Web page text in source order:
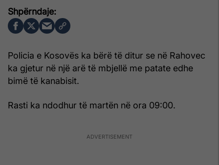
Policia e Kosovës ka bërë të ditur se në Rahovec
ka gjetur në një arë të mbjellë me patate edhe
bimë të kanabisit.
Rasti ka ndodhur të martën në ora 09:00.